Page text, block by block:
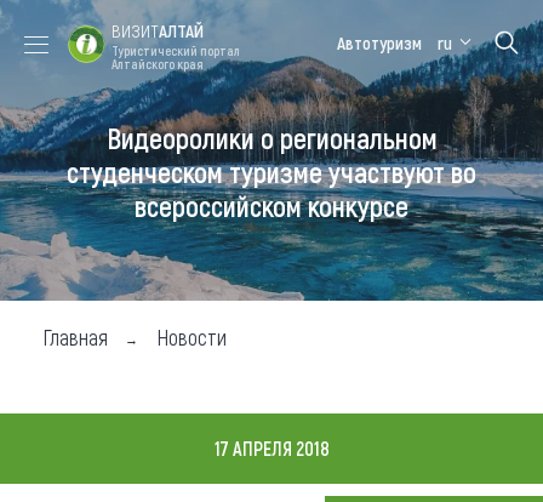
Форум VISIT
ALTAI
Цветение
маральника
Медицинский
форум
Алтайская
зимовка
Туры
Где побывать
Чем заняться
Карта
ВИЗИТАЛТАЙ
Туристический портал
Алтайского края
Автотуризм ru
Видеоролики о региональном
студенческом туризме участвуют во
всероссийском конкурсе
Главная Новости
17 АПРЕЛЯ 2018